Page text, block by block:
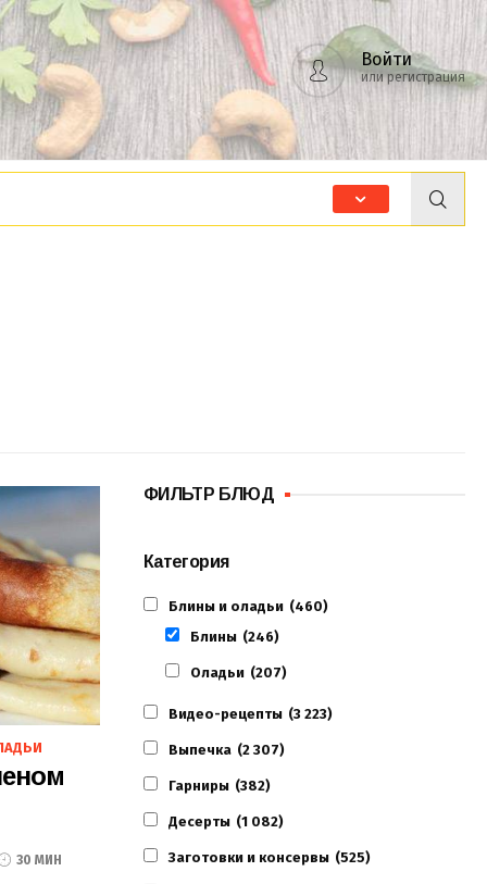
Войти
или регистрация
30 МИН
ФИЛЬТР БЛЮД
Категория
Блины и оладьи (460)
Блины (246)
Оладьи (207)
Видео-рецепты (3 223)
Выпечка (2 307)
Гарниры (382)
Десерты (1 082)
Заготовки и консервы (525)